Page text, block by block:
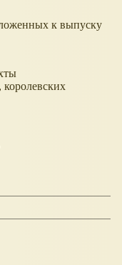
к выпуску
королевских